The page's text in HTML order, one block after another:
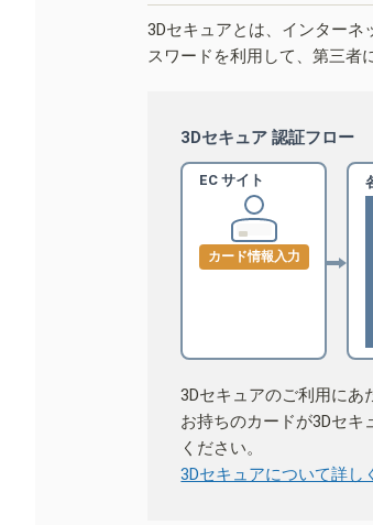
3Dセキュアとは、インター
スワードを利用して、第三者
3Dセキュア 認証フロー
EC サイト
カード情報入力
3Dセキュアのご利用にあ
お持ちのカードが3Dセ
ください。
3Dセキュアについて詳し